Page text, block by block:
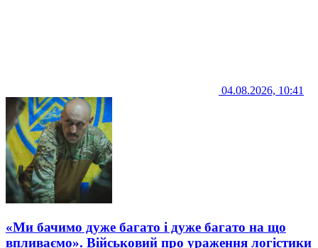
04.08.2026, 10:41
«Ми бачимо дуже багато і дуже багато на що
впливаємо». Військовий про ураження логістики